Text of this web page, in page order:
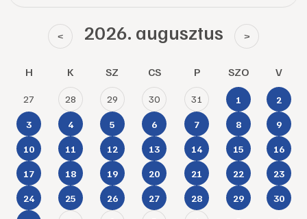
< 2026. augusztus >
H K SZ CS P SZO V
27 28 29 30 31 1 2
3 4 5 6 7 8 9
10 11 12 13 14 15 16
17 18 19 20 21 22 23
24 25 26 27 28 29 30